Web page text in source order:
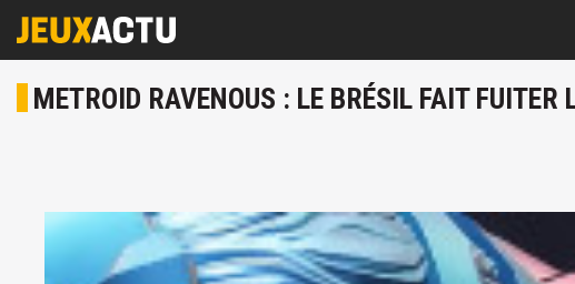
METROID RAVENOUS : LE BRÉSIL FAIT